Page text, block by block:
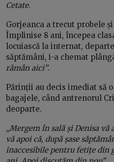
Cetate.
Gorjeanca a trecut probele
Împlinise 8 ani, începea
locuiască la internat,
săptămâni, i-a chemat
rămân aici”.
Părinții au decis imediat să
bagajele, când antrenorul
deoparte.
„Mergem în sală și Denisa vă
vă apoi că, după șase
inaccesibile pentru fetițe din